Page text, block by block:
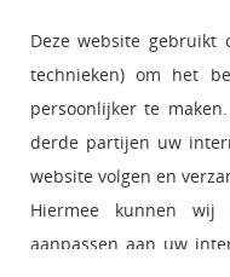
Deze website gebruikt
technieken) om het
persoonlijker te
derde partijen uw
website volgen en
Hiermee kunnen wij
aanpassen aan uw